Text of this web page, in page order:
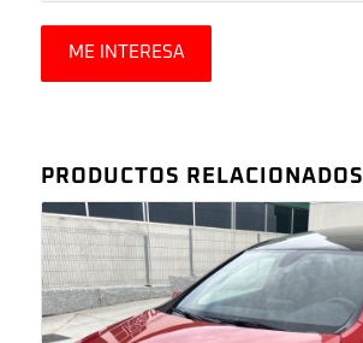
PRODUCTOS RELACIONADOS